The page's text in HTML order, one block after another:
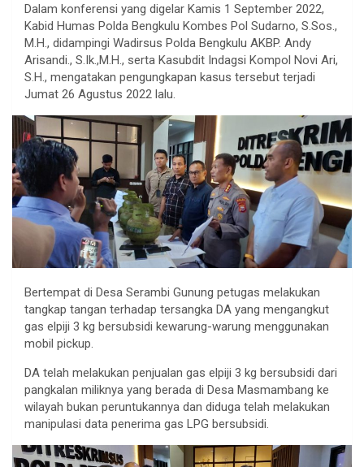
Dalam konferensi yang digelar Kamis 1 September 2022,
Kabid Humas Polda Bengkulu Kombes Pol Sudarno, S.Sos.,
M.H., didampingi Wadirsus Polda Bengkulu AKBP. Andy
Arisandi., S.Ik.,M.H., serta Kasubdit Indagsi Kompol Novi Ari,
S.H., mengatakan pengungkapan kasus tersebut terjadi
Jumat 26 Agustus 2022 lalu.
Bertempat di Desa Serambi Gunung petugas melakukan
tangkap tangan terhadap tersangka DA yang mengangkut
gas elpiji 3 kg bersubsidi kewarung-warung menggunakan
mobil pickup.
DA telah melakukan penjualan gas elpiji 3 kg bersubsidi dari
pangkalan miliknya yang berada di Desa Masmambang ke
wilayah bukan peruntukannya dan diduga telah melakukan
manipulasi data penerima gas LPG bersubsidi.